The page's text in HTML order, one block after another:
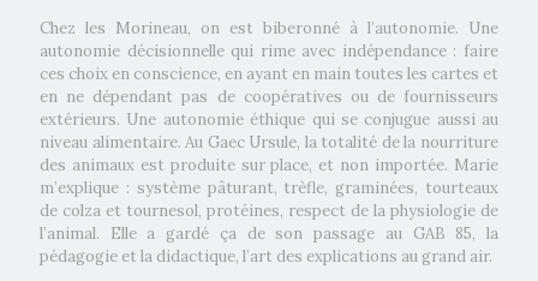
Chez les Morineau, on est biberonné à l’autonomie. Une
autonomie décisionnelle qui rime avec indépendance : faire
ces choix en conscience, en ayant en main toutes les cartes et
en ne dépendant pas de coopératives ou de fournisseurs
extérieurs. Une autonomie éthique qui se conjugue aussi au
niveau alimentaire. Au Gaec Ursule, la totalité de la nourriture
des animaux est produite sur place, et non importée. Marie
m’explique : système pâturant, trèfle, graminées, tourteaux
de colza et tournesol, protéines, respect de la physiologie de
l’animal. Elle a gardé ça de son passage au GAB 85, la
pédagogie et la didactique, l’art des explications au grand air.